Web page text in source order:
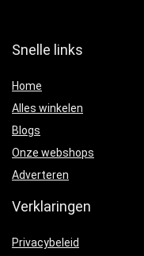
Snelle links
Home
Alles winkelen
Blogs
Onze webshops
Adverteren
Verklaringen
Privacybeleid